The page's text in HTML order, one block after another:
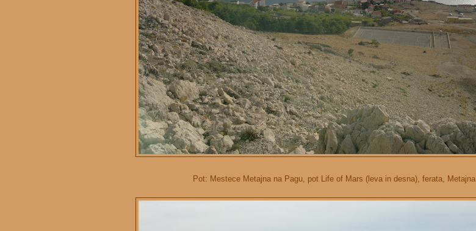
Pot: Mestece Metajna na Pagu, pot Life of Mars (leva in desna), ferata, Metajna